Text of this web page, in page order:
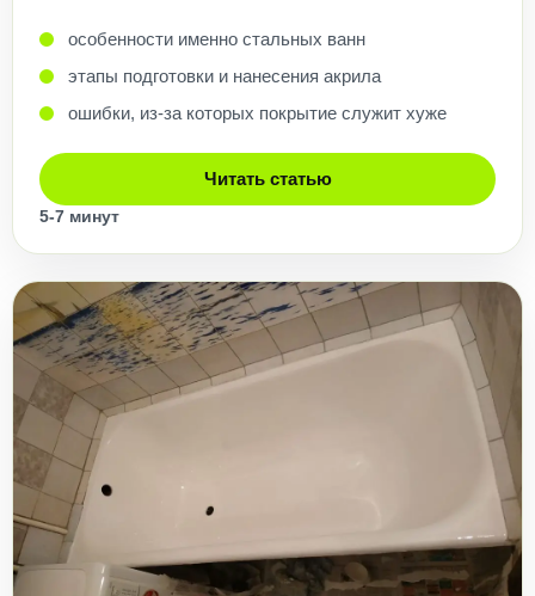
особенности именно стальных ванн
этапы подготовки и нанесения акрила
ошибки, из-за которых покрытие служит хуже
Читать статью
5-7 минут